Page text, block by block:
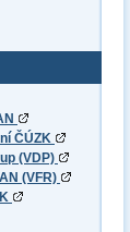
ČÚZK
(VDP)
(VFR)